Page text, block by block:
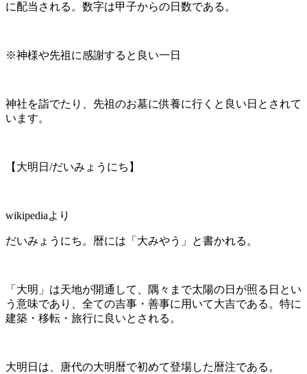
に配当される。数字は甲子からの日数である。
※神様や先祖に感謝すると良い一日
神社を詣でたり、先祖のお墓に供養に行くと良い日とされて
います。
【大明日/だいみょうにち】
wikipediaより
だいみょうにち。暦には「大みやう」と書かれる。
「大明」は天地が開通して、隅々まで太陽の日が照る日とい
う意味であり、全ての吉事・善事に用いて大吉である。特に
建築・移転・旅行に良いとされる。
大明日は、唐代の大明暦で初めて登場した暦注である。